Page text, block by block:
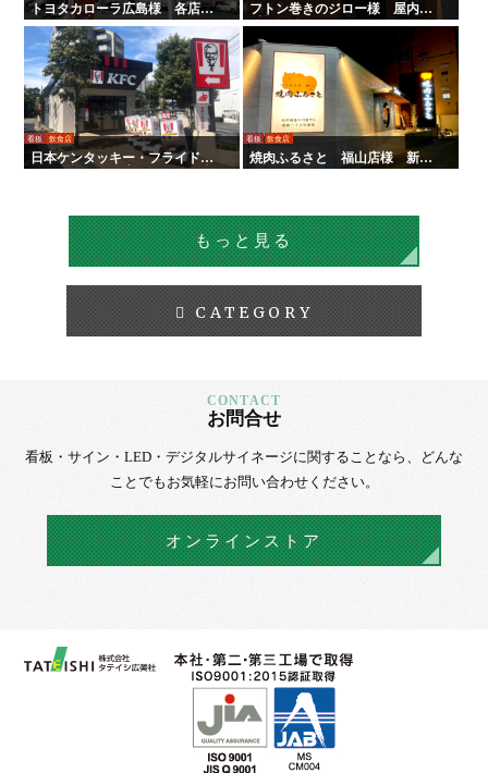
トヨタカローラ広島様 各店舗
サイン工事
フトン巻きのジロー様 屋内外
看板・サイン
看板 飲食店
日本ケンタッキー・フライド・
チキン様 全国店舗サイン工事 |
看板 飲食店
焼肉ふるさと 福山店様 新装
サイン工事
もっと見る
CATEGORY
お問合せ
看板・サイン・LED・デジタルサイネージに関することなら、
どんな
ことでもお気軽にお問い合わせください。
オンラインストア